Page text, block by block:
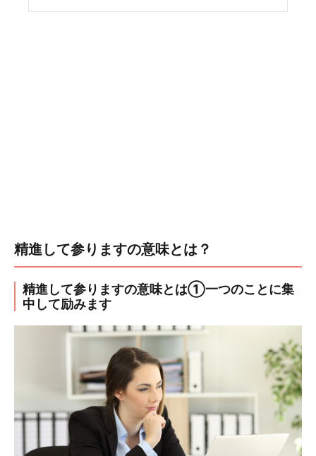
精進して参りますの意味とは？
精進して参りますの意味とは①一つのことに集
中して励みます